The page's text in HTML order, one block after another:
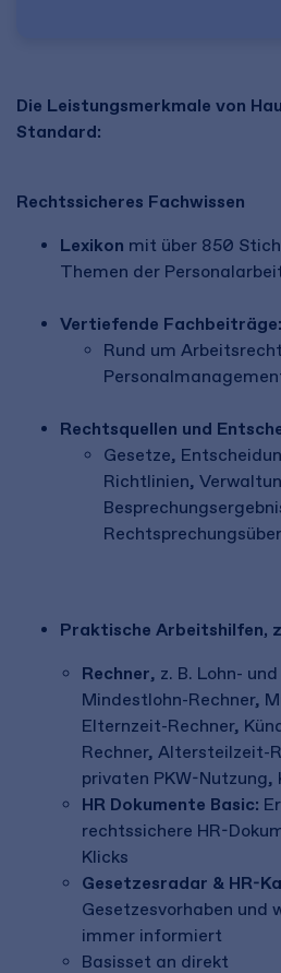
Die Leistungsmerkmale von
Standard:
Rechtssicheres Fachwissen
Lexikon mit über 850
Themen der
Vertiefende Fachbeiträge:
Rund um
Rechtsquellen und
Gesetze,
Richtlinien,
Praktische Arbeitshilfen,
Rechner, z. B. Lohn-
Mindestlohn-Rechner,
Elternzeit-Rechner,
Rechner, Altersteilzeit-
privaten PKW-Nutzung,
HR Dokumente Basic:
rechtssichere HR-
Klicks
Gesetzesradar & HR-
Gesetzesvorhaben und
immer informiert
Basisset an direkt